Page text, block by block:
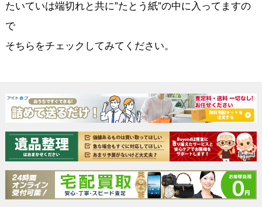
たいていは端切れと共に”たとう紙”の中に入ってますの
で
そちらをチェックしてみてください。